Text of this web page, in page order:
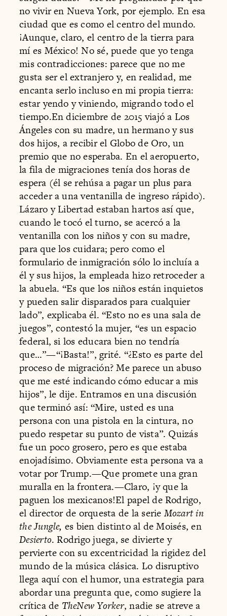
no vivir en Nueva York, por ejemplo. En esa
ciudad que es como el centro del mundo.
¡Aunque, claro, el centro de la tierra para
mí es México! No sé, puede que yo tenga
mis contradicciones: parece que no me
gusta ser el extranjero y, en realidad, me
encanta serlo incluso en mi propia tierra:
estar yendo y viniendo, migrando todo el
tiempo.En diciembre de 2015 viajó a Los
Ángeles con su madre, un hermano y sus
dos hijos, a recibir el Globo de Oro, un
premio que no esperaba. En el aeropuerto,
la fila de migraciones tenía dos horas de
espera (él se rehúsa a pagar un plus para
acceder a una ventanilla de ingreso rápido).
Lázaro y Libertad estaban hartos así que,
cuando le tocó el turno, se acercó a la
ventanilla con los niños y con su madre,
para que los cuidara; pero como el
formulario de inmigración sólo lo incluía a
él y sus hijos, la empleada hizo retroceder a
la abuela. “Es que los niños están inquietos
y pueden salir disparados para cualquier
lado”, explicaba él. “Esto no es una sala de
juegos”, contestó la mujer, “es un espacio
federal, si los educara bien no tendría
que…”—“¡Basta!”, grité. “¿Esto es parte del
proceso de migración? Me parece un abuso
que me esté indicando cómo educar a mis
hijos”, le dije. Entramos en una discusión
que terminó así: “Mire, usted es una
persona con una pistola en la cintura, no
puedo respetar su punto de vista”. Quizás
fue un poco grosero, pero es que estaba
enojadísimo. Obviamente esta persona va a
votar por Trump.—Que promete una gran
muralla en la frontera.—Claro, ¡y que la
paguen los mexicanos!El papel de Rodrigo,
el director de orquesta de la serieMozart in
the Jungle, es bien distinto al de Moisés, en
Desierto. Rodrigo juega, se divierte y
pervierte con su excentricidad la rigidez del
mundo de la música clásica. Lo disruptivo
llega aquí con el humor, una estrategia para
abordar una pregunta que, como sugiere la
crítica de TheNew Yorker, nadie se atreve a